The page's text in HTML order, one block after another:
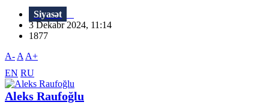
Siyasət
3 Dekabr 2024, 11:14
1877
A- A A+
EN RU
Aleks Raufoğlu